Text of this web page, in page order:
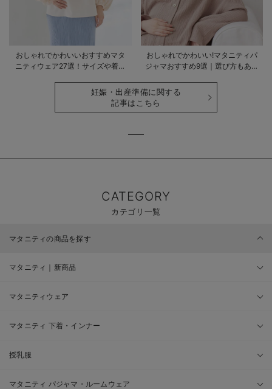
おしゃれでかわいいおすすめマタ
ニティウェア27選！サイズや着る
おしゃれでかわいい!マタニティパ
ジャマおすすめ9選｜選び方もあわ
妊娠・出産準備に関する
記事はこちら
CATEGORY
カテゴリ一覧
マタニティの商品を探す
マタニティ｜新商品
マタニティウェア
マタニティ 下着・インナー
授乳服
マタニティ パジャマ・ルームウェア